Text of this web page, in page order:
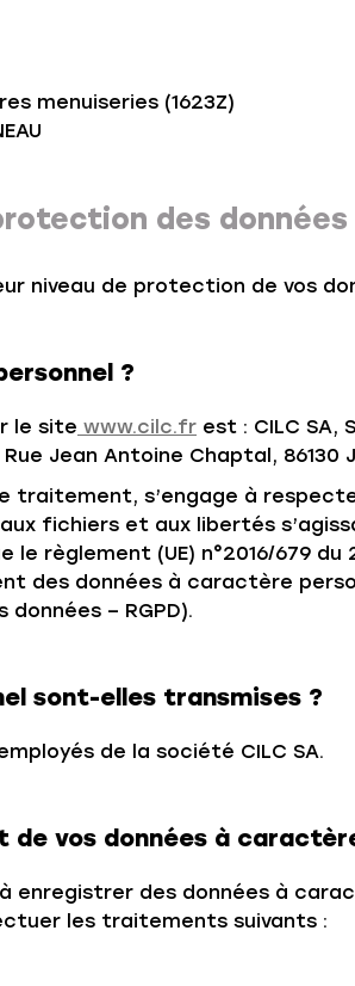
menuiseries (1623Z)
des données
niveau de protection de vos
?
le site www.cilc.fr est : CILC
Jean Antoine Chaptal, 86130
traitement, s’engage à
fichiers et aux libertés
règlement (UE) n°2016/679
des données à caractère
– RGPD).
sont-elles transmises ?
de la société CILC SA.
vos données à
enregistrer des données à
les traitements suivants :